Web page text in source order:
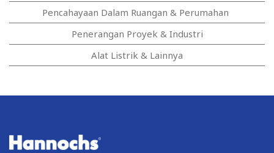
Pencahayaan Dalam Ruangan & Perumahan
Penerangan Proyek & Industri
Alat Listrik & Lainnya